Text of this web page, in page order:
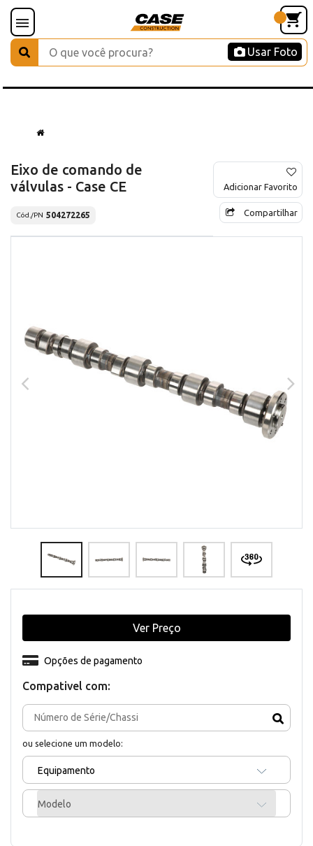
Usar Foto
Eixo de comando de
válvulas - Case CE
Cód./PN 504272265
Adicionar Favorito
Compartilhar
Compativel com:
ou selecione um modelo:
Equipamento
Modelo
Opções de pagamento
Ver Preço